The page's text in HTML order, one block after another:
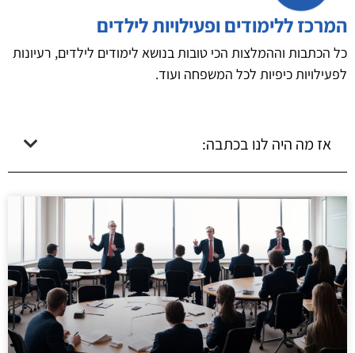
המרכז ללימודים ופעילויות לילדים
כל הכתבות וההמלצות הכי טובות בנושא לימודים לילדים, רעיונות
לפעילויות כיפיות לכל המשפחה ועוד.
אז מה היה לנו בכתבה: